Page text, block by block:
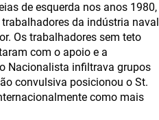
de esquerda nos anos 1980,
da indústria naval
Os trabalhadores sem teto
com o apoio e a
Nacionalista infiltrava grupos
convulsiva posicionou o St.
como mais